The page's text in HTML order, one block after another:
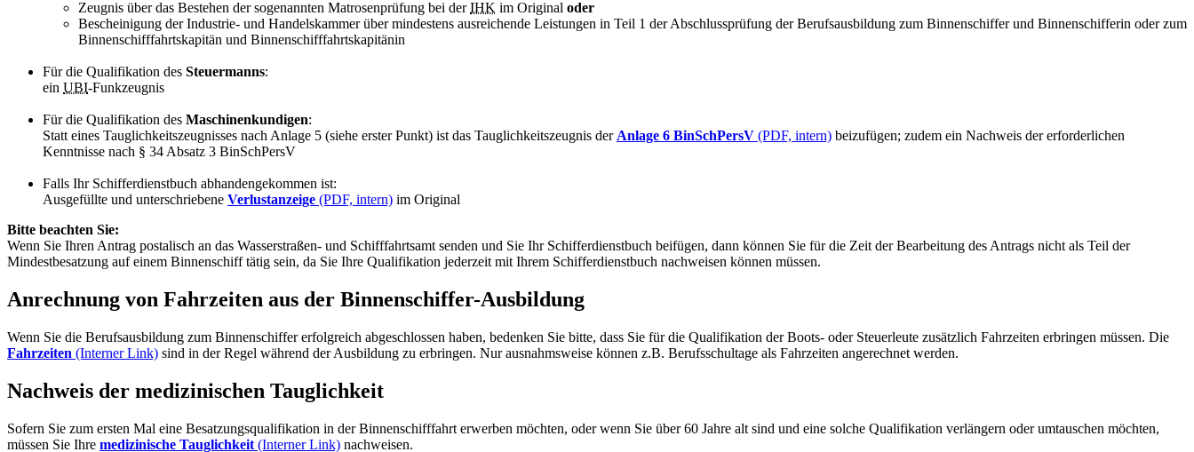
Zeugnis über das Bestehen der sogenannten Matrosenprüfung bei derIHK im Original oder
Bescheinigung der Industrie- und Handelskammer über mindestens ausreichende Leistungen in Teil 1 der Abschlussprüfung der Berufsausbildung zum Binnenschiffer und Binnenschifferin oder zum
Binnenschifffahrtskapitän und Binnenschifffahrtskapitänin
Für die Qualifikation des Steuermanns:
ein UBI-Funkzeugnis
Für die Qualifikation des Maschinenkundigen:
Statt eines Tauglichkeitszeugnisses nach Anlage 5 (siehe erster Punkt) ist das Tauglichkeitszeugnis der Anlage 6 BinSchPersV (PDF, intern) beizufügen; zudem ein Nachweis der erforderlichen
Kenntnisse nach § 34 Absatz 3 BinSchPersV
Falls Ihr Schifferdienstbuch abhandengekommen ist:
Ausgefüllte und unterschriebene Verlustanzeige (PDF, intern) im Original
Bitte beachten Sie:
Wenn Sie Ihren Antrag postalisch an das Wasserstraßen- und Schifffahrtsamt senden und Sie Ihr Schifferdienstbuch beifügen, dann können Sie für die Zeit der Bearbeitung des Antrags nicht als Teil der
Mindestbesatzung auf einem Binnenschiff tätig sein, da Sie Ihre Qualifikation jederzeit mit Ihrem Schifferdienstbuch nachweisen können müssen.
Anrechnung von Fahrzeiten aus der Binnenschiffer-Ausbildung
Wenn Sie die Berufsausbildung zum Binnenschiffer erfolgreich abgeschlossen haben, bedenken Sie bitte, dass Sie für die Qualifikation der Boots- oder Steuerleute zusätzlich Fahrzeiten erbringen müssen. Die
Fahrzeiten (Interner Link) sind in der Regel während der Ausbildung zu erbringen. Nur ausnahmsweise können z.B. Berufsschultage als Fahrzeiten angerechnet werden.
Nachweis der medizinischen Tauglichkeit
Sofern Sie zum ersten Mal eine Besatzungsqualifikation in der Binnenschifffahrt erwerben möchten, oder wenn Sie über 60 Jahre alt sind und eine solche Qualifikation verlängern oder umtauschen möchten,
müssen Sie Ihre medizinische Tauglichkeit (Interner Link) nachweisen.